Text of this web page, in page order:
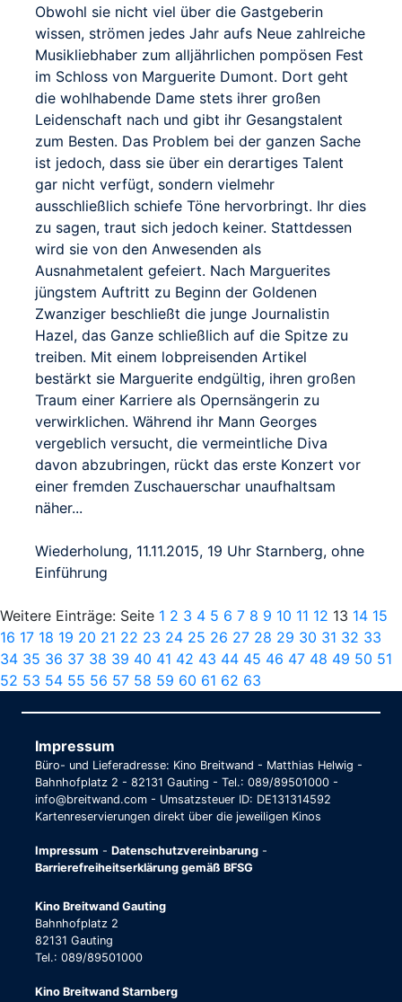
Obwohl sie nicht viel über die Gastgeberin
wissen, strömen jedes Jahr aufs Neue zahlreiche
Musikliebhaber zum alljährlichen pompösen Fest
im Schloss von Marguerite Dumont. Dort geht
die wohlhabende Dame stets ihrer großen
Leidenschaft nach und gibt ihr Gesangstalent
zum Besten. Das Problem bei der ganzen Sache
ist jedoch, dass sie über ein derartiges Talent
gar nicht verfügt, sondern vielmehr
ausschließlich schiefe Töne hervorbringt. Ihr dies
zu sagen, traut sich jedoch keiner. Stattdessen
wird sie von den Anwesenden als
Ausnahmetalent gefeiert. Nach Marguerites
jüngstem Auftritt zu Beginn der Goldenen
Zwanziger beschließt die junge Journalistin
Hazel, das Ganze schließlich auf die Spitze zu
treiben. Mit einem lobpreisenden Artikel
bestärkt sie Marguerite endgültig, ihren großen
Traum einer Karriere als Opernsängerin zu
verwirklichen. Während ihr Mann Georges
vergeblich versucht, die vermeintliche Diva
davon abzubringen, rückt das erste Konzert vor
einer fremden Zuschauerschar unaufhaltsam
näher...
Wiederholung, 11.11.2015, 19 Uhr Starnberg, ohne
Einführung
Weitere Einträge: Seite 1 2 3 4 5 6 7 8 9 10 11 12 13 14 15
16 17 18 19 20 21 22 23 24 25 26 27 28 29 30 31 32 33
34 35 36 37 38 39 40 41 42 43 44 45 46 47 48 49 50 51
52 53 54 55 56 57 58 59 60 61 62 63
Impressum
Büro- und Lieferadresse: Kino Breitwand - Matthias Helwig -
Bahnhofplatz 2 - 82131 Gauting - Tel.: 089/89501000 -
info@breitwand.com - Umsatzsteuer ID: DE131314592
Kartenreservierungen direkt über die jeweiligen Kinos
Impressum - Datenschutzvereinbarung -
Barrierefreiheitserklärung gemäß BFSG
Kino Breitwand Gauting
Bahnhofplatz 2
82131 Gauting
Tel.: 089/89501000
Kino Breitwand Starnberg